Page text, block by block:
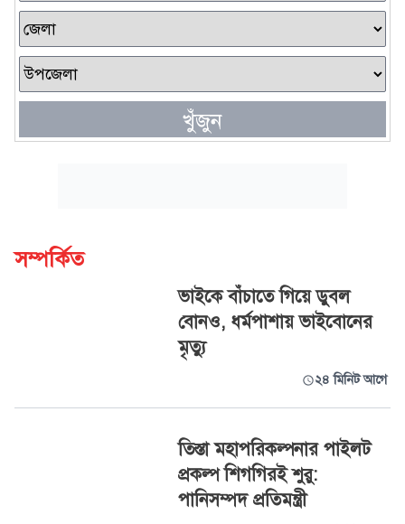
খুঁজুন
সম্পর্কিত
ভাইকে বাঁচাতে গিয়ে ডুবল
বোনও, ধর্মপাশায় ভাইবোনের
মৃত্যু
২৪ মিনিট আগে
তিস্তা মহাপরিকল্পনার পাইলট
প্রকল্প শিগগিরই শুরু:
পানিসম্পদ প্রতিমন্ত্রী